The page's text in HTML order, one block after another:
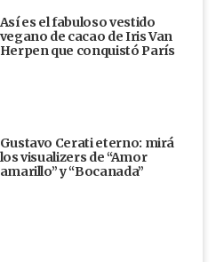
Así es el fabuloso vestido
vegano de cacao de Iris Van
Herpen que conquistó París
Gustavo Cerati eterno: mirá
los visualizers de “Amor
amarillo” y “Bocanada”